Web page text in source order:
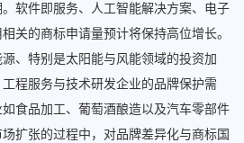
软件即服务、人工智能解决方案、电子
关的商标申请量预计将保持高位增长。
、特别是太阳能与风能领域的投资加
程服务与技术研发企业的品牌保护需
食品加工、葡萄酒酿造以及汽车零部件
扩张的过程中，对品牌差异化与商标国